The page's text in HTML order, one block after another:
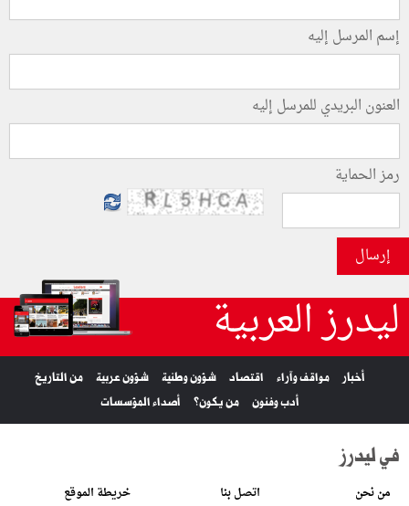
إسم المرسل إليه
العنون البريدي للمرسل إليه
رمز الحماية
إرسال
ليدرز العربية
أخبار مواقف وآراء اقتصاد شؤون وطنية شؤون عربية
من التاريخ
أدب وفنون
من يكون؟ أصداء المؤسسات
في ليدرز
من نحن اتصل بنا خريطة الموقع